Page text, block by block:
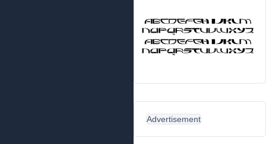
Advertisement